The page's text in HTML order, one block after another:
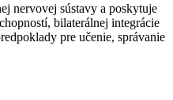
nervovej sústavy a poskytuje
bilaterálnej integrácie
pre učenie, správanie